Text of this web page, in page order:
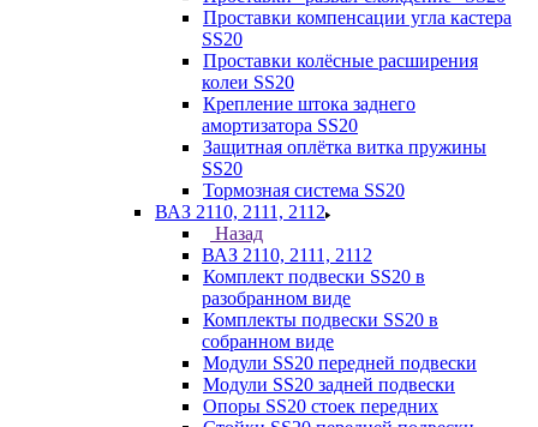
Проставки компенсации угла кастера
SS20
Проставки колёсные расширения
колеи SS20
Крепление штока заднего
амортизатора SS20
Защитная оплётка витка пружины
SS20
Тормозная система SS20
ВАЗ 2110, 2111, 2112
Назад
ВАЗ 2110, 2111, 2112
Комплект подвески SS20 в
разобранном виде
Комплекты подвески SS20 в
собранном виде
Модули SS20 передней подвески
Модули SS20 задней подвески
Опоры SS20 стоек передних